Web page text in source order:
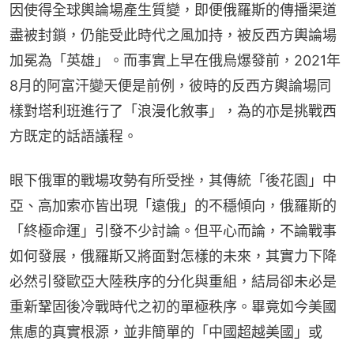
因使得全球輿論場產生質變，即便俄羅斯的傳播渠道
盡被封鎖，仍能受此時代之風加持，被反西方輿論場
加冕為「英雄」。而事實上早在俄烏爆發前，2021年
8月的阿富汗變天便是前例，彼時的反西方輿論場同
樣對塔利班進行了「浪漫化敘事」，為的亦是挑戰西
方既定的話語議程。
眼下俄軍的戰場攻勢有所受挫，其傳統「後花園」中
亞、高加索亦皆出現「遠俄」的不穩傾向，俄羅斯的
「終極命運」引發不少討論。但平心而論，不論戰事
如何發展，俄羅斯又將面對怎樣的未來，其實力下降
必然引發歐亞大陸秩序的分化與重組，結局卻未必是
重新鞏固後冷戰時代之初的單極秩序。畢竟如今美國
焦慮的真實根源，並非簡單的「中國超越美國」或